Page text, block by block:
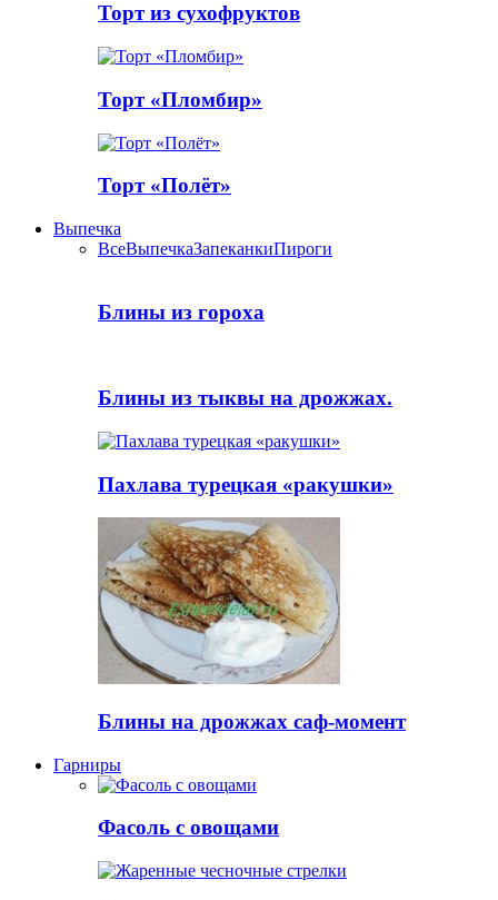
Торт из сухофруктов
Торт «Пломбир»
Торт «Полёт»
Выпечка
ВсеВыпечкаЗапеканкиПироги
Блины из гороха
Блины из тыквы на дрожжах.
Пахлава турецкая «ракушки»
Блины на дрожжах саф-момент
Гарниры
Фасоль с овощами